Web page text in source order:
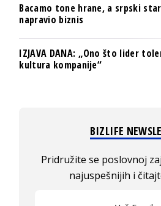
Bacamo tone hrane, a srpski
napravio biznis
IZJAVA DANA: „Ono što lider
kultura kompanije“
BIZLIFE
Pridružite se poslovnoj
najuspešnijih i